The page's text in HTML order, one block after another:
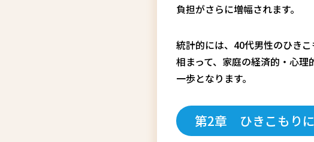
負担がさらに増幅されます。
統計的には、40代男性のひき
相まって、家庭の経済的・心
一歩となります。
第2章 ひきこもり